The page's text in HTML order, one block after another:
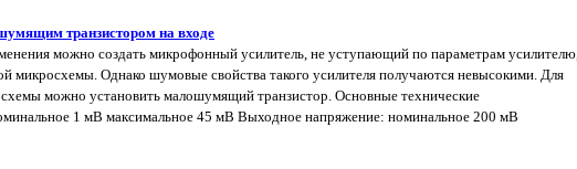
транзистором на входе
можно создать микрофонный усилитель, не уступающий по параметрам усилителю,
микросхемы. Однако шумовые свойства такого усилителя получаются невысокими. Для
можно установить малошумящий транзистор. Основные технические
1 мВ максимальное 45 мВ Выходное напряжение: номинальное 200 мВ